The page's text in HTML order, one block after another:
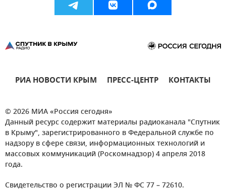
РИА НОВОСТИ КРЫМ ПРЕСС-ЦЕНТР КОНТАКТЫ
© 2026 МИА «Россия сегодня»
Данный ресурс содержит материалы радиоканала "Спутник
в Крыму", зарегистрированного в Федеральной службе по
надзору в сфере связи, информационных технологий и
массовых коммуникаций (Роскомнадзор) 4 апреля 2018
года.
Свидетельство о регистрации ЭЛ № ФС 77 – 72610.